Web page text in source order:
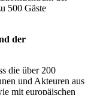
500 Gäste
der
die über 200
und Akteuren aus
mit europäischen